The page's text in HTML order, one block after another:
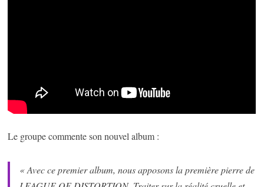
Le groupe commente son nouvel album :
« Avec ce premier album, nous apposons la première pierre de